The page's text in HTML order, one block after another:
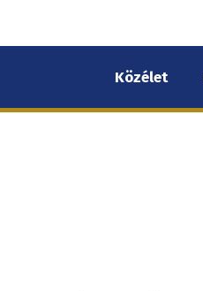
Közélet